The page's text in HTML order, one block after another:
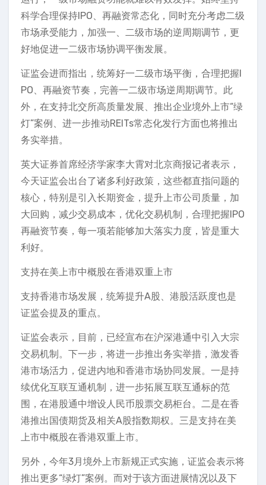
科学合理保持IPO、再融资常态化，同时充分考虑二级
市场承受能力，加强一、二级市场的逆周期调节，更
好地促进一二级市场协调平衡发展。
证监会进而指出，统筹好一二级市场平衡，合理把握I
PO、再融资节奏，完善一二级市场逆周期调节。此
外，在支持北交所高质量发展、推出企业境外上市“绿
灯”案例、进一步推动REITs常态化发行方面也将推出
务实举措。
英大证券首席经济学家李大霄对北京商报记者表示，
今天证监会出台了诸多利好政策，这些都直指问题的
核心，特别是引入长期资金，提升上市公司质量，加
大回购，减少交易成本，优化交易机制，合理把握IPO
再融资节奏，每一项若能够加大落实力度，皆是重大
利好。
支持在美上市中概股在香港双重上市
支持香港市场发展，统筹提升A股、港股活跃度也是
证监会提及的重点。
证监会表示，目前，已经宣布在沪深港通中引入大宗
交易机制。下一步，将进一步推出务实举措，激发香
港市场活力，促进内地和香港市场协同发展。一是持
续优化互联互通机制，进一步拓展互联互通标的范
围，在港股通中增设人民币股票交易柜台。二是在香
港推出国债期货及相关A股指数期权。三是支持在美
上市中概股在香港双重上市。
另外，今年3月境外上市新规正式实施，证监会表示将
推出更多“绿灯”案例。而对于该方面进展情况以及下